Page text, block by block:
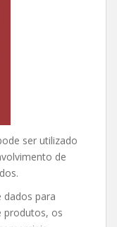
ser utilizado
de
dados para
produtos, os